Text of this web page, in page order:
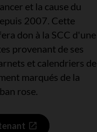
et la cause du
2007. Cette
don à la SCC d'une
provenant de ses
et calendriers de
marqués de la
rose.